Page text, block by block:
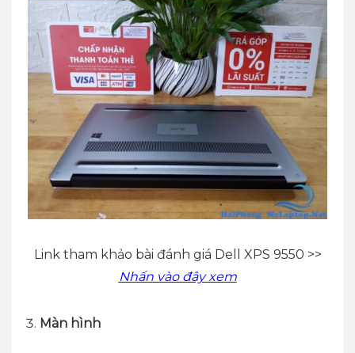
Link tham khảo bài đánh giá Dell XPS 9550 >>
Nhấn vào đây xem
Màn hình